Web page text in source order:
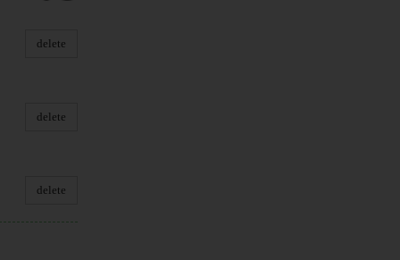
delete
delete
delete